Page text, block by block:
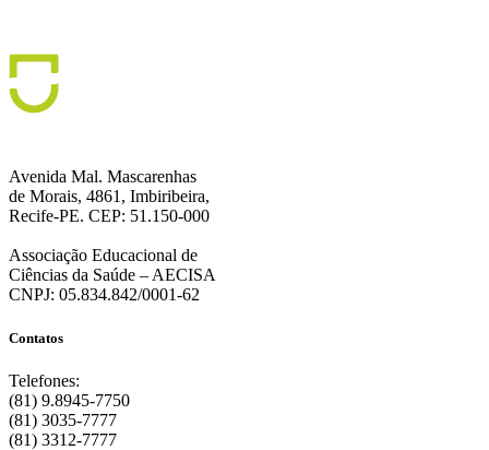
Avenida Mal. Mascarenhas
de Morais, 4861, Imbiribeira,
Recife-PE. CEP: 51.150-000
Associação Educacional de
Ciências da Saúde – AECISA
CNPJ: 05.834.842/0001-62
Contatos
Telefones:
(81) 9.8945-7750
(81) 3035-7777
(81) 3312-7777